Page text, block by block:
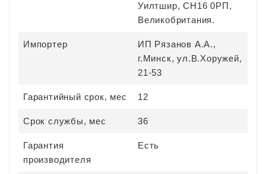
Уилтшир, СН16 0РП,
Великобритания.
Импортер
ИП Рязанов А.А.,
г.Минск, ул.В.Хоружей,
21-53
Гарантийный срок, мес 12
Срок службы, мес 36
Гарантия
производителя
Есть